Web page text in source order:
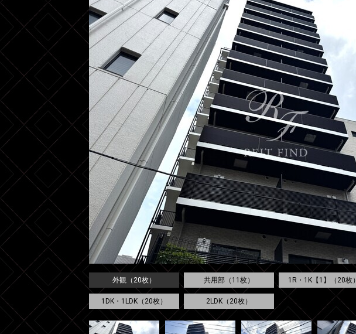
外観（20枚） 共用部（11枚） 1R・1K【1】（20枚）
1DK・1LDK（20枚） 2LDK（20枚）